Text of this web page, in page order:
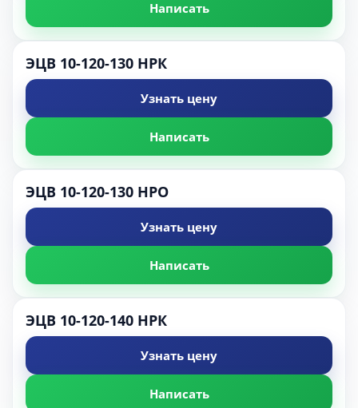
Написать
ЭЦВ 10-120-130 НРК
Узнать цену
Написать
ЭЦВ 10-120-130 НРО
Узнать цену
Написать
ЭЦВ 10-120-140 НРК
Узнать цену
Написать